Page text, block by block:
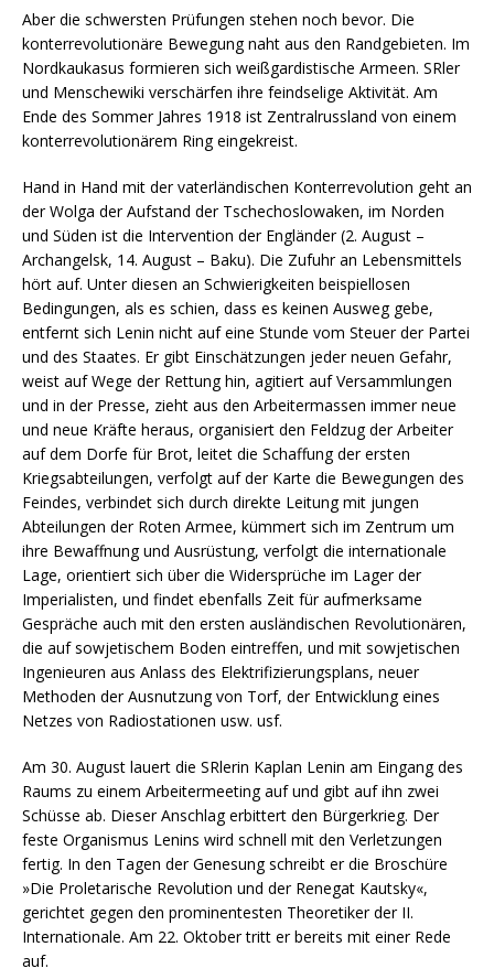
Aber die schwersten Prüfungen stehen noch bevor. Die
konterrevolutionäre Bewegung naht aus den Randgebieten. Im
Nordkaukasus formieren sich weißgardistische Armeen. SRler
und Menschewiki verschärfen ihre feindselige Aktivität. Am
Ende des Sommer Jahres 1918 ist Zentralrussland von einem
konterrevolutionärem Ring eingekreist.
Hand in Hand mit der vaterländischen Konterrevolution geht an
der Wolga der Aufstand der Tschechoslowaken, im Norden
und Süden ist die Intervention der Engländer (2. August –
Archangelsk, 14. August – Baku). Die Zufuhr an Lebensmittels
hört auf. Unter diesen an Schwierigkeiten beispiellosen
Bedingungen, als es schien, dass es keinen Ausweg gebe,
entfernt sich Lenin nicht auf eine Stunde vom Steuer der Partei
und des Staates. Er gibt Einschätzungen jeder neuen Gefahr,
weist auf Wege der Rettung hin, agitiert auf Versammlungen
und in der Presse, zieht aus den Arbeitermassen immer neue
und neue Kräfte heraus, organisiert den Feldzug der Arbeiter
auf dem Dorfe für Brot, leitet die Schaffung der ersten
Kriegsabteilungen, verfolgt auf der Karte die Bewegungen des
Feindes, verbindet sich durch direkte Leitung mit jungen
Abteilungen der Roten Armee, kümmert sich im Zentrum um
ihre Bewaffnung und Ausrüstung, verfolgt die internationale
Lage, orientiert sich über die Widersprüche im Lager der
Imperialisten, und findet ebenfalls Zeit für aufmerksame
Gespräche auch mit den ersten ausländischen Revolutionären,
die auf sowjetischem Boden eintreffen, und mit sowjetischen
Ingenieuren aus Anlass des Elektrifizierungsplans, neuer
Methoden der Ausnutzung von Torf, der Entwicklung eines
Netzes von Radiostationen usw. usf.
Am 30. August lauert die SRlerin Kaplan Lenin am Eingang des
Raums zu einem Arbeitermeeting auf und gibt auf ihn zwei
Schüsse ab. Dieser Anschlag erbittert den Bürgerkrieg. Der
feste Organismus Lenins wird schnell mit den Verletzungen
fertig. In den Tagen der Genesung schreibt er die Broschüre
»Die Proletarische Revolution und der Renegat Kautsky«,
gerichtet gegen den prominentesten Theoretiker der II.
Internationale. Am 22. Oktober tritt er bereits mit einer Rede
auf.